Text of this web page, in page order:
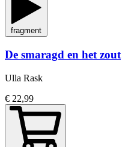
fragment
De smaragd en het zout
Ulla Rask
€ 22,99